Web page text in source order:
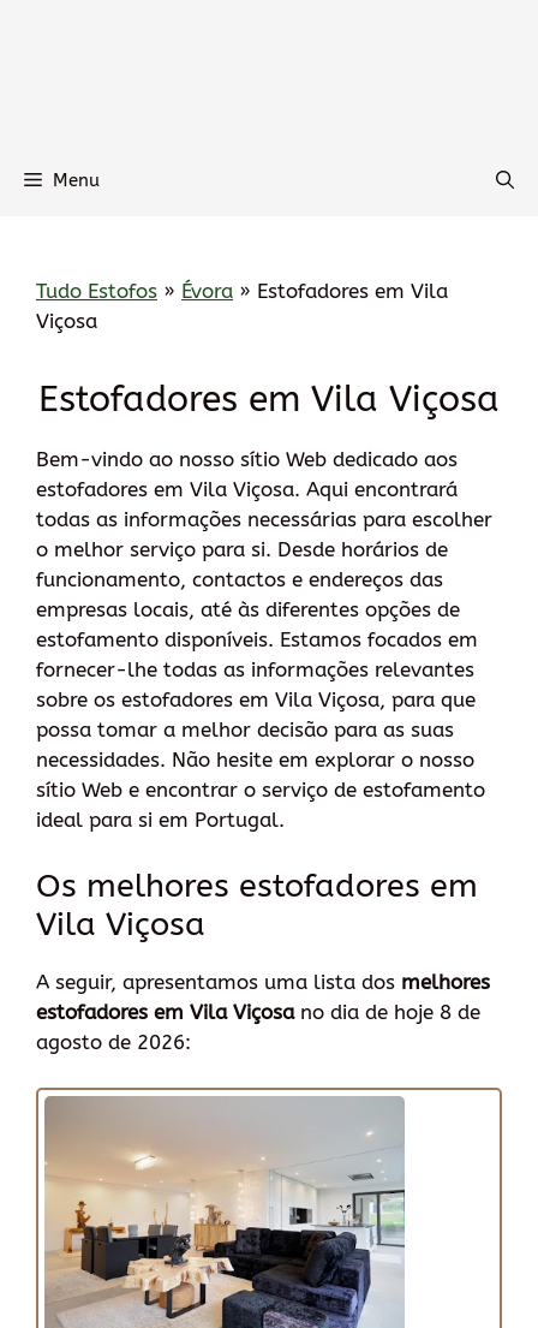
Menu
Tudo Estofos » Évora » Estofadores em Vila
Viçosa
Estofadores em Vila Viçosa
Bem-vindo ao nosso sítio Web dedicado aos
estofadores em Vila Viçosa. Aqui encontrará
todas as informações necessárias para escolher
o melhor serviço para si. Desde horários de
funcionamento, contactos e endereços das
empresas locais, até às diferentes opções de
estofamento disponíveis. Estamos focados em
fornecer-lhe todas as informações relevantes
sobre os estofadores em Vila Viçosa, para que
possa tomar a melhor decisão para as suas
necessidades. Não hesite em explorar o nosso
sítio Web e encontrar o serviço de estofamento
ideal para si em Portugal.
Os melhores estofadores em
Vila Viçosa
A seguir, apresentamos uma lista dos melhores
estofadores em Vila Viçosano dia de hoje 8 de
agosto de 2026: